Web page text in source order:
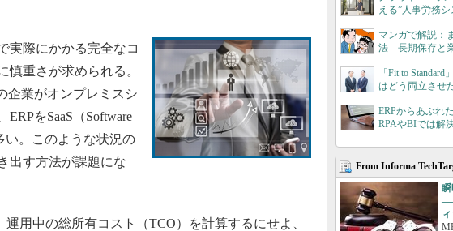
実際にかかる完全なコ
慎重さが求められる。
企業がオンプレミスシ
をSaaS（Software
い。このような状況の
出す方法が課題にな
用中の総所有コスト（TCO）を計算するにせよ、
える”人事労務
マンガで解説：
法 長期保存と
「Fit to
はどう両立させ
ERPからあぶれ
RPAやBIでは解
From Informa
瞬